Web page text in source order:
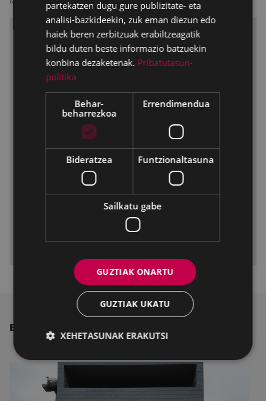
BESTE ALBISTE BATZUK
partekatzen dugu gure publizitate- eta
analisi-bazkideekin, zuk eman diezun edo
haiek beren zerbitzuak erabiltzeagatik
bildu duten beste informazio batzuekin
konbina dezaketenak. Pribatutasun-
politika
Behar-
beharrezkoa
Errendimendua
Bideratzea Funtzionaltasuna
Sailkatu gabe
GUZTIAK ONARTU
GUZTIAK UKATU
XEHETASUNAK ERAKUTSI